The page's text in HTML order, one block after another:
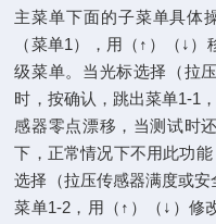
主菜单下面的子菜单具体
（菜单1），用（↑）（↓
级菜单。当光标选择（拉
时，按确认，跳出菜单1-1
感器零点漂移，当测试时
下，正常情况下不用此功
选择（拉压传感器满度或
菜单1-2，用（↑）（↓）